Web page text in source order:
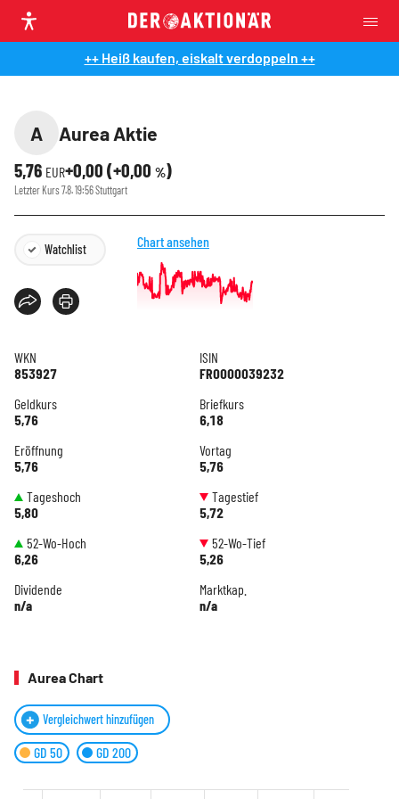
++ Heiß kaufen, eiskalt verdoppeln ++
A
Aurea Aktie
5,76 EUR+0,00 (+0,00 %)
Letzter Kurs7.8. 19:56Stuttgart
Watchlist Chart ansehen
WKN
853927
ISIN
FR0000039232
Geldkurs
5,76
Briefkurs
6,18
Eröffnung
5,76
Vortag
5,76
Tageshoch
5,80
Tagestief
5,72
52-Wo-Hoch
6,26
52-Wo-Tief
5,26
Dividende
n/a
Marktkap.
n/a
Aurea Chart
Vergleichwert hinzufügen
GD 50 GD 200